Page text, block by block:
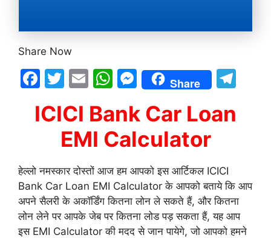
Share Now
F
c
o
o
k
T
itt
er
E
ai
l
W
at
s
A
p
p
M
e
s
s
e
n
g
er
Share
ICICI Bank Car Loan
EMI Calculator
हेल्लो नमस्कार दोस्तों आज हम आपको इस आर्टिकल ICICI
Bank Car Loan EMI Calculator के आपको बताये कि आप
अपने सैलरी के अकॉर्डिंग कितना लोन ले सकते हैं, और कितना
लोन लेने पर आपके जेब पर कितना लोड पड़ सकता हैं, यह आप
इस EMI Calculator की मदद से जान पायेगे, जो आपको हमने